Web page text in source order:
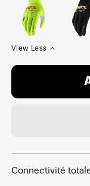
View Less
Connectivité